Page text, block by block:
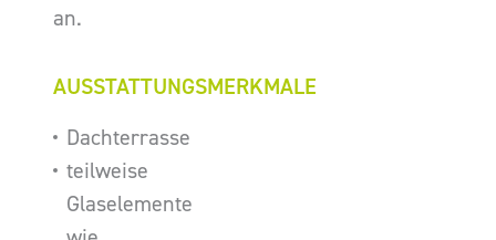
an.
AUSSTATTUNGSMERKMALE
Dachterrasse
teilweise
Glaselemente